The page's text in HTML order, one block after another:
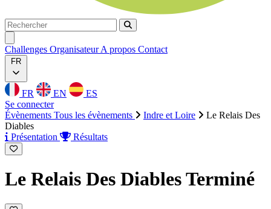
Rechercher
Rechercher
Challenges OrganisateurA propos Contact
FR
FR EN
ES
Se connecter
Évènements Tous les évènements Indre et Loire
Le Relais Des
Diables
Présentation
Résultats
Le Relais Des DiablesTerminé